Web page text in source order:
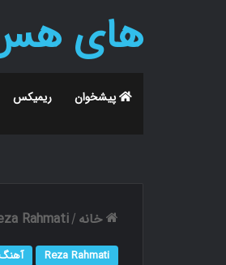
های
پیشخوان ریمیکس
خانه /
Rahmati
Reza Rahmati